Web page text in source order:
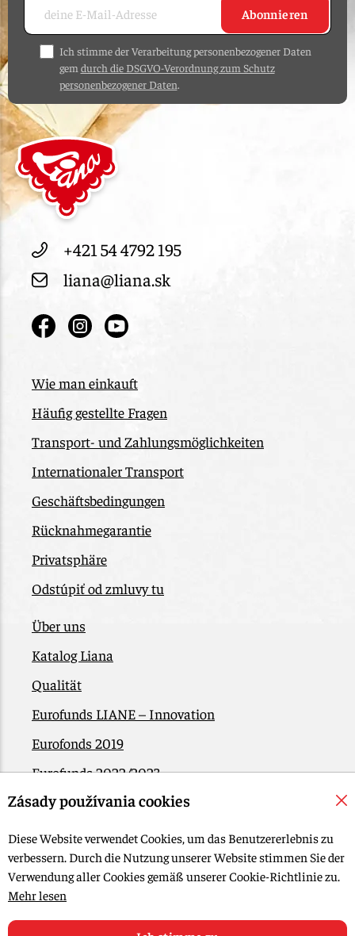
Abonnieren
Ich stimme der Verarbeitung personenbezogener Daten
gem durch die DSGVO-Verordnung zum Schutz
personenbezogener Daten.
+421 54 4792 195
liana@liana.sk
Wie man einkauft
Häufig gestellte Fragen
Transport- und Zahlungsmöglichkeiten
Internationaler Transport
Geschäftsbedingungen
Rücknahmegarantie
Privatsphäre
Odstúpiť od zmluvy tu
Über uns
Katalog Liana
Qualität
Eurofunds LIANE – Innovation
Eurofonds 2019
Eurofunds 2022/2023
EÚ Plán obnovy
Kontakt
© 2015-2026, LIANA GOLIAŠ s.r.o. Alle Rechte vorbehalten.
Cookie-Einstellungen bearbeiten
Zásady používania cookies
Diese Website verwendet Cookies, um das Benutzererlebnis zu
verbessern. Durch die Nutzung unserer Website stimmen Sie der
Verwendung aller Cookies gemäß unserer Cookie-Richtlinie zu.
Mehr lesen